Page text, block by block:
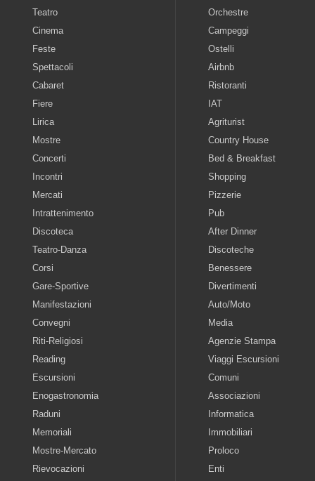
Teatro
Cinema
Feste
Spettacoli
Cabaret
Fiere
Lirica
Mostre
Concerti
Incontri
Mercati
Intrattenimento
Discoteca
Teatro-Danza
Corsi
Gare-Sportive
Manifestazioni
Convegni
Riti-Religiosi
Reading
Escursioni
Enogastronomia
Raduni
Memoriali
Mostre-Mercato
Rievocazioni
Orchestre
Campeggi
Ostelli
Airbnb
Ristoranti
IAT
Agriturist
Country House
Bed & Breakfast
Shopping
Pizzerie
Pub
After Dinner
Discoteche
Benessere
Divertimenti
Auto/Moto
Media
Agenzie Stampa
Viaggi Escursioni
Comuni
Associazioni
Informatica
Immobiliari
Proloco
Enti